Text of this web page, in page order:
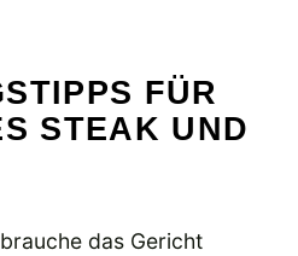
FÜR
STEAK UND
das Gericht